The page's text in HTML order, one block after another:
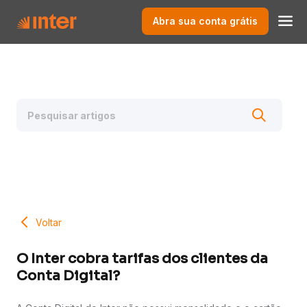
Abra sua conta grátis
Voltar
O Inter cobra tarifas dos clientes da
Conta Digital?